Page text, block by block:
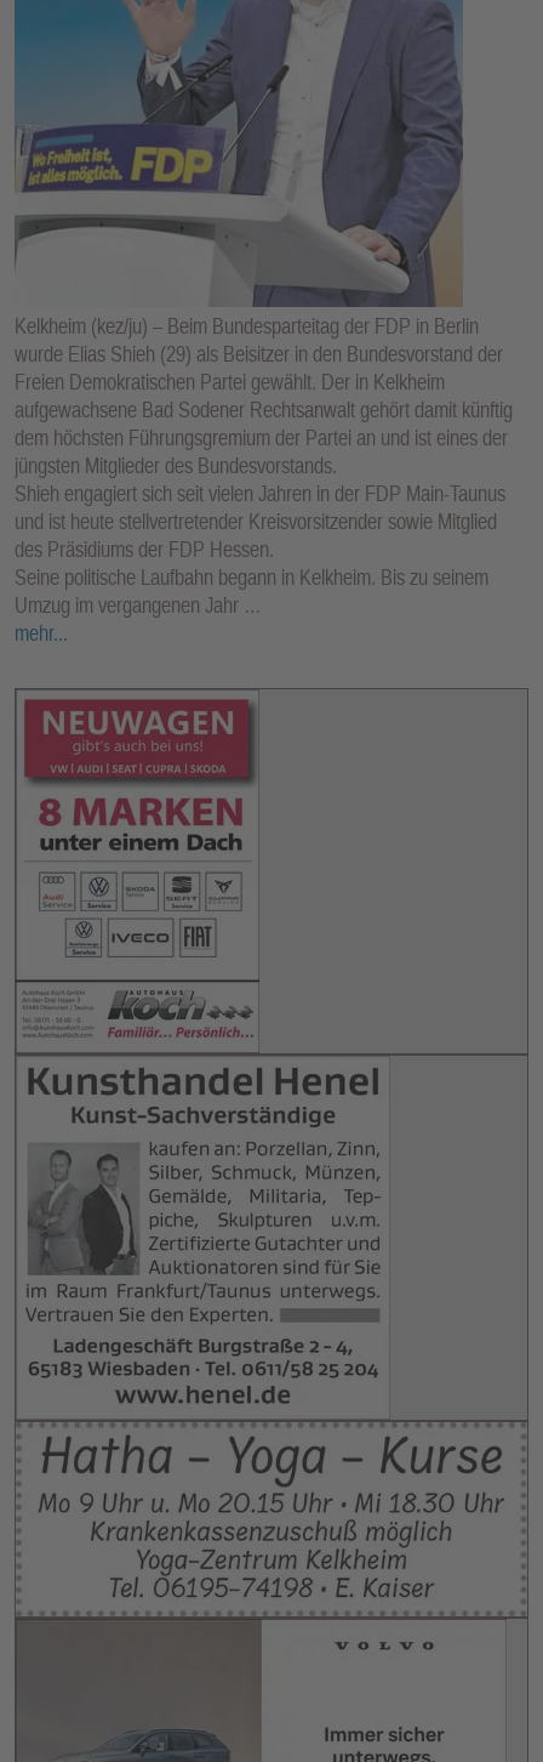
Kelkheim (kez/ju) – Beim Bundesparteitag der FDP in Berlin
wurde Elias Shieh (29) als Beisitzer in den Bundesvorstand der
Freien Demokratischen Partei gewählt. Der in Kelkheim
aufgewachsene Bad Sodener Rechtsanwalt gehört damit künftig
dem höchsten Führungsgremium der Partei an und ist eines der
jüngsten Mitglieder des Bundesvorstands.
Shieh engagiert sich seit vielen Jahren in der FDP Main-Taunus
und ist heute stellvertretender Kreisvorsitzender sowie Mitglied
des Präsidiums der FDP Hessen.
Seine politische Laufbahn begann in Kelkheim. Bis zu seinem
Umzug im vergangenen Jahr …
mehr...